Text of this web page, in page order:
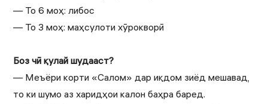
— То 6 моҳ: либос
— То 3 моҳ: маҳсулоти хӯрокворӣ
Боз чӣ қулай шудааст?
— Меъёри корти «Салом» дар иқдом зиёд мешавад,
то ки шумо аз харидҳои калон баҳра баред.